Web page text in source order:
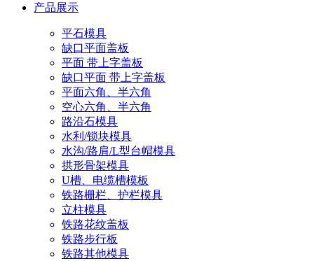
产品展示
平石模具
缺口平面盖板
平面 带上字盖板
缺口平面 带上字盖板
平面六角、半六角
空心六角、半六角
路沿石模具
水利/锁块模具
水沟/路肩/L型台帽模具
拱形骨架模具
U槽、电缆槽模板
铁路栅栏、护栏模具
立柱模具
铁路花纹盖板
铁路步行板
铁路其他模具